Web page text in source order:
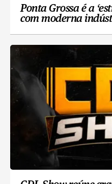
Ponta Grossa é a
com moderna